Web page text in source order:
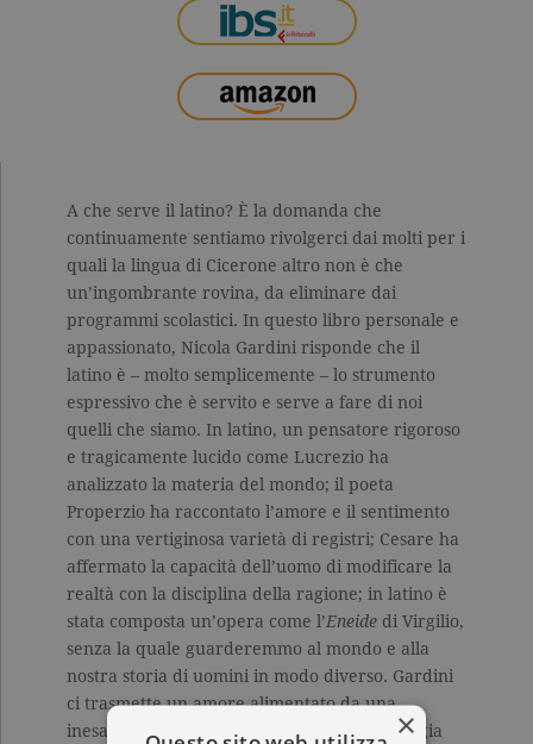
A che serve il latino? È la domanda che
continuamente sentiamo rivolgerci dai molti per i
quali la lingua di Cicerone altro non è che
un’ingombrante rovina, da eliminare dai
programmi scolastici. In questo libro personale e
appassionato, Nicola Gardini risponde che il
latino è – molto semplicemente – lo strumento
espressivo che è servito e serve a fare di noi
quelli che siamo. In latino, un pensatore rigoroso
e tragicamente lucido come Lucrezio ha
analizzato la materia del mondo; il poeta
Properzio ha raccontato l’amore e il sentimento
con una vertiginosa varietà di registri; Cesare ha
affermato la capacità dell’uomo di modificare la
realtà con la disciplina della ragione; in latino è
stata composta un’opera come l’Eneide di Virgilio,
senza la quale guarderemmo al mondo e alla
nostra storia di uomini in modo diverso. Gardini
ci trasmette un amore alimentato da una
inesausta curiosità intellettuale, e ci incoraggia
×